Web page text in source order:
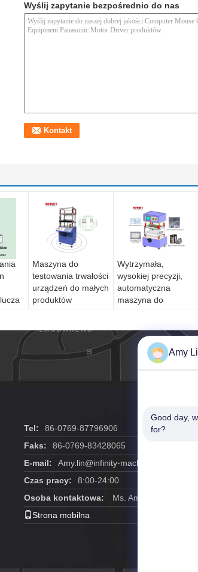
Wyślij zapytanie bezpośrednio do nas
Maszyna do
testowania trwałości
urządzeń do małych
produktów
Wytrzymała,
wysokiej precyzji,
automatyczna
maszyna do
z notatek
Tel:
86-0769-87796906
Faks:
86-0769-83428065
E-mail:
Amy.lin@infinity-machine.com
Czas pracy:
8:00-24:00
Osoba kontaktowa:
Ms. Amy Lin
Strona mobilna
Amy
Good day,
for?